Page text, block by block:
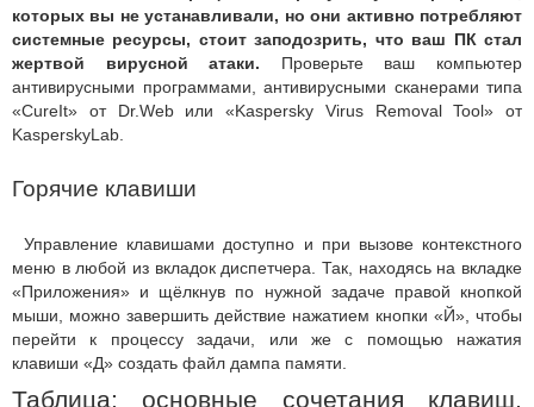
которых вы не устанавливали, но они активно потребляют
системные ресурсы, стоит заподозрить, что ваш ПК стал
жертвой вирусной атаки. Проверьте ваш компьютер
антивирусными программами, антивирусными сканерами типа
«CureIt» от Dr.Web или «Kaspersky Virus Removal Tool» от
KasperskyLab.
Горячие клавиши
Управление клавишами доступно и при вызове контекстного
меню в любой из вкладок диспетчера. Так, находясь на вкладке
«Приложения» и щёлкнув по нужной задаче правой кнопкой
мыши, можно завершить действие нажатием кнопки «Й», чтобы
перейти к процессу задачи, или же с помощью нажатия
клавиши «Д» создать файл дампа памяти.
Таблица: основные сочетания клавиш,